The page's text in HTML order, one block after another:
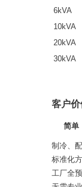
6kVA
10kVA
20kVA
30kVA
客户价
简单
制冷、
标准化
工厂全